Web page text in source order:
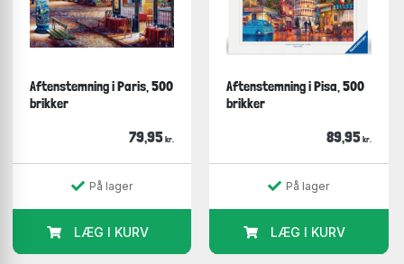
Aftenstemning i Paris, 500
brikker
79,95 kr.
På lager
LÆG I KURV
Aftenstemning i Pisa, 500
brikker
89,95 kr.
På lager
LÆG I KURV